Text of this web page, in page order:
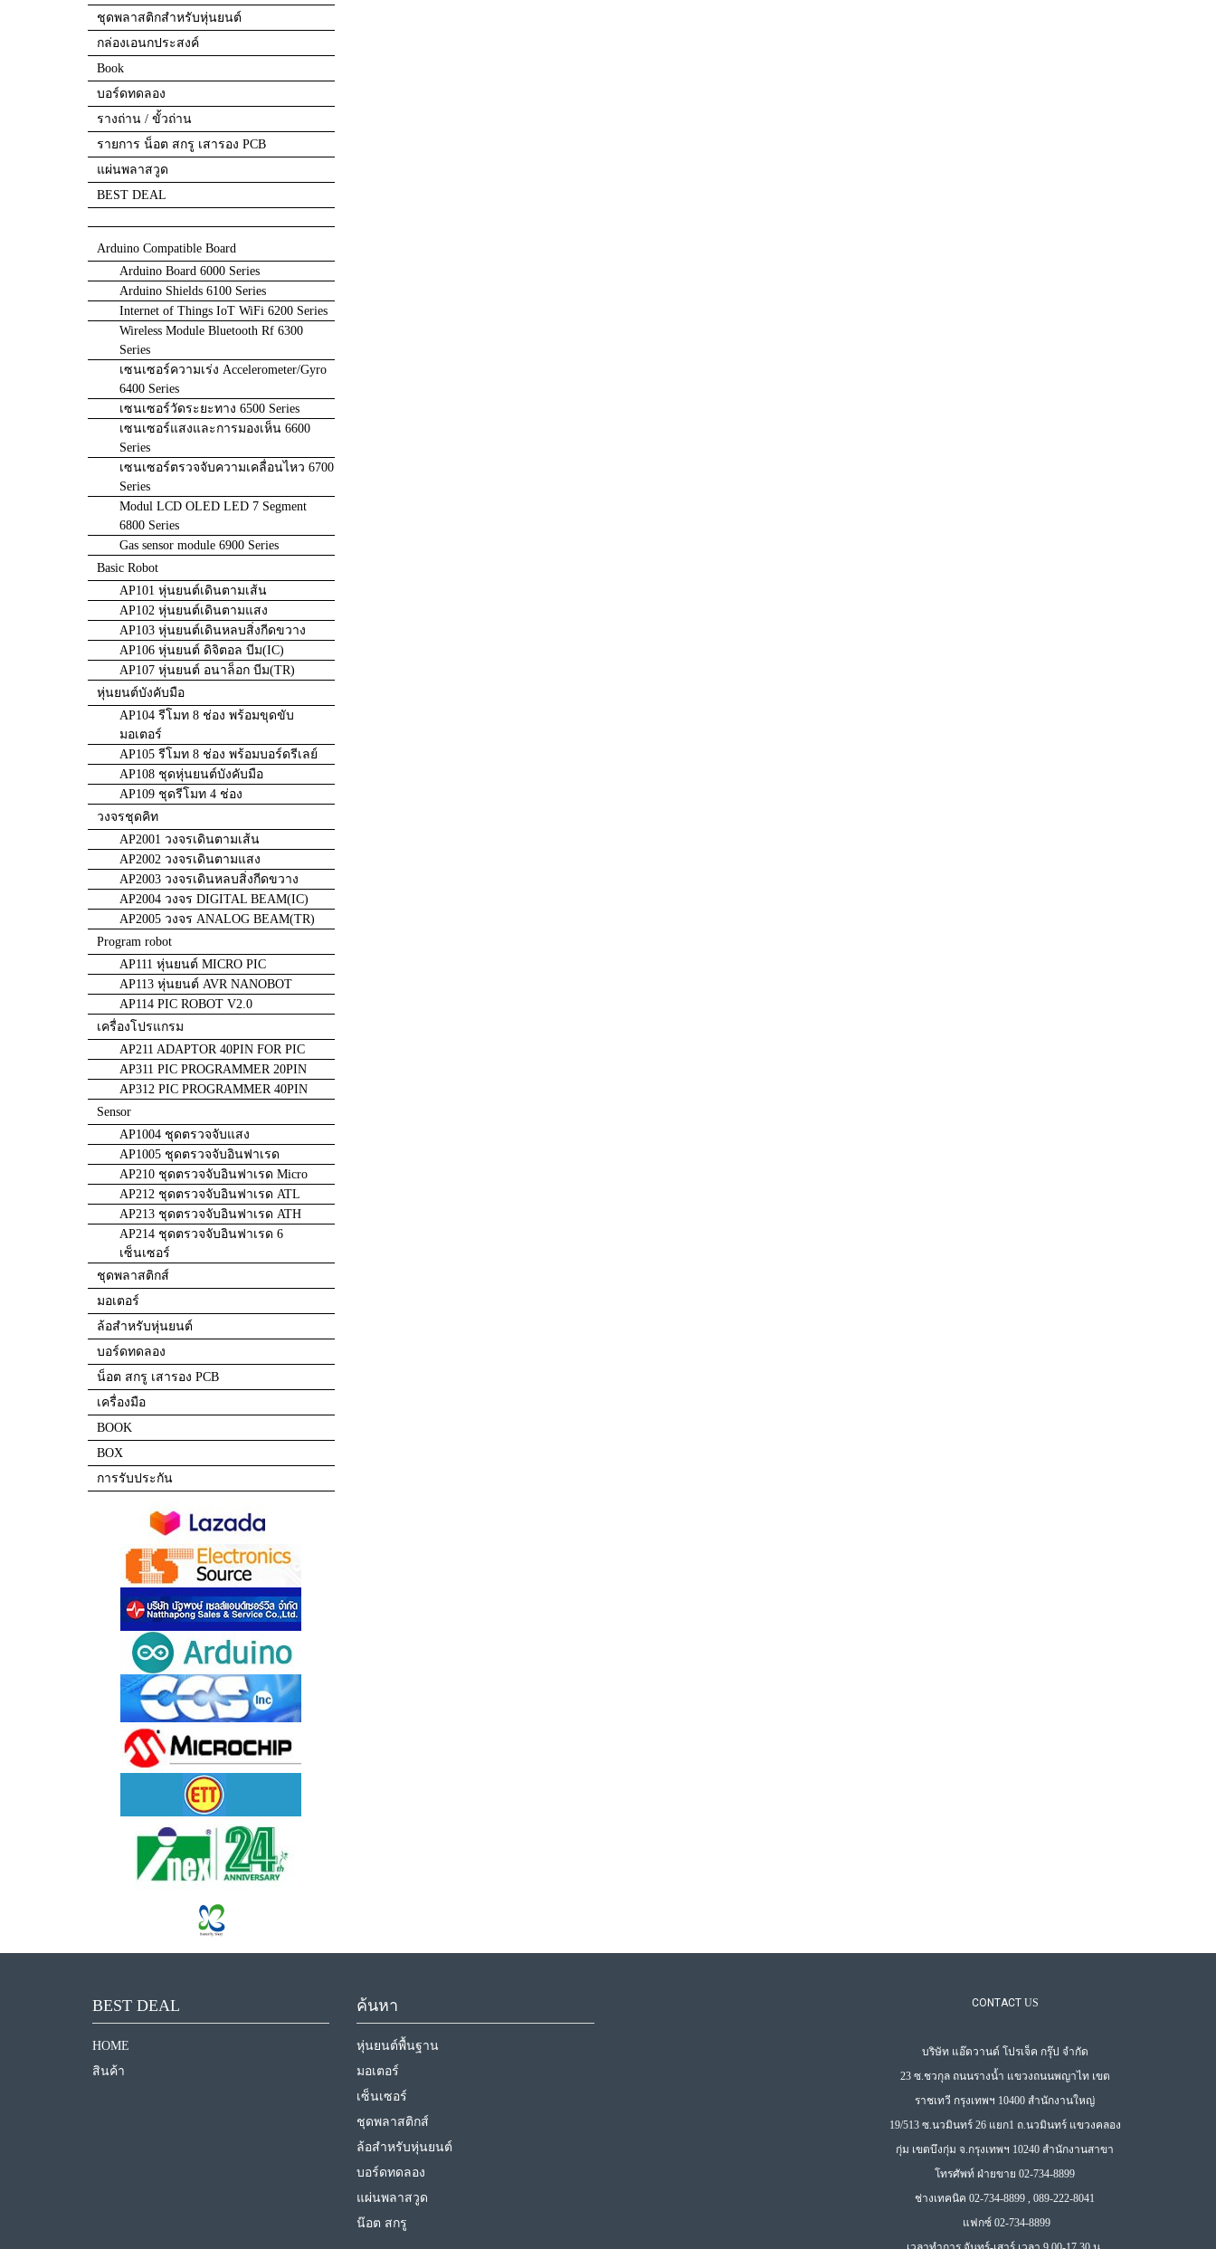
ชุดพลาสติกสำหรับหุ่นยนต์
กล่องเอนกประสงค์
Book
บอร์ดทดลอง
รางถ่าน / ขั้วถ่าน
รายการ น็อต สกรู เสารอง PCB
แผ่นพลาสวูด
BEST DEAL
Arduino Compatible Board
Arduino Board 6000 Series
Arduino Shields 6100 Series
Internet of Things IoT WiFi 6200 Series
Wireless Module Bluetooth Rf 6300
Series
เซนเซอร์ความเร่ง Accelerometer/Gyro
6400 Series
เซนเซอร์วัดระยะทาง 6500 Series
เซนเซอร์แสงและการมองเห็น 6600
Series
เซนเซอร์ตรวจจับความเคลื่อนไหว 6700
Series
Modul LCD OLED LED 7 Segment
6800 Series
Gas sensor module 6900 Series
Basic Robot
AP101 หุ่นยนต์เดินตามเส้น
AP102 หุ่นยนต์เดินตามแสง
AP103 หุ่นยนต์เดินหลบสิ่งกีดขวาง
AP106 หุ่นยนต์ ดิจิตอล บีม(IC)
AP107 หุ่นยนต์ อนาล็อก บีม(TR)
หุ่นยนต์บังคับมือ
AP104 รีโมท 8 ช่อง พร้อมขุดขับ
มอเตอร์
AP105 รีโมท 8 ช่อง พร้อมบอร์ดรีเลย์
AP108 ชุดหุ่นยนต์บังคับมือ
AP109 ชุดรีโมท 4 ช่อง
วงจรชุดคิท
AP2001 วงจรเดินตามเส้น
AP2002 วงจรเดินตามแสง
AP2003 วงจรเดินหลบสิ่งกีดขวาง
AP2004 วงจร DIGITAL BEAM(IC)
AP2005 วงจร ANALOG BEAM(TR)
Program robot
AP111 หุ่นยนต์ MICRO PIC
AP113 หุ่นยนต์ AVR NANOBOT
AP114 PIC ROBOT V2.0
เครื่องโปรแกรม
AP211 ADAPTOR 40PIN FOR PIC
AP311 PIC PROGRAMMER 20PIN
AP312 PIC PROGRAMMER 40PIN
Sensor
AP1004 ชุดตรวจจับแสง
AP1005 ชุดตรวจจับอินฟาเรด
AP210 ชุดตรวจจับอินฟาเรด Micro
AP212 ชุดตรวจจับอินฟาเรด ATL
AP213 ชุดตรวจจับอินฟาเรด ATH
AP214 ชุดตรวจจับอินฟาเรด 6
เซ็นเซอร์
ชุดพลาสติกส์
มอเตอร์
ล้อสำหรับหุ่นยนต์
บอร์ดทดลอง
น็อต สกรู เสารอง PCB
เครื่องมือ
BOOK
BOX
การรับประกัน
BEST DEAL
HOME
สินค้า
ค้นหา
หุ่นยนต์พื้นฐาน
มอเตอร์
เซ็นเซอร์
ชุดพลาสติกส์
ล้อสำหรับหุ่นยนต์
บอร์ดทดลอง
แผ่นพลาสวูด
น๊อต สกรู
CONTACT US
บริษัท แอ๊ดวานด์ โปรเจ็ค กรุ๊ป จำกัด
23 ซ.ชวกุล ถนนรางน้ำ แขวงถนนพญาไท เขต
ราชเทวี กรุงเทพฯ 10400 สำนักงานใหญ่
19/513 ซ.นวมินทร์ 26 แยก1 ถ.นวมินทร์ แขวงคลอง
กุ่ม เขตบึงกุ่ม จ.กรุงเทพฯ 10240 สำนักงานสาขา
โทรศัพท์ ฝ่ายขาย 02-734-8899
ช่างเทคนิค 02-734-8899 , 089-222-8041
แฟกซ์ 02-734-8899